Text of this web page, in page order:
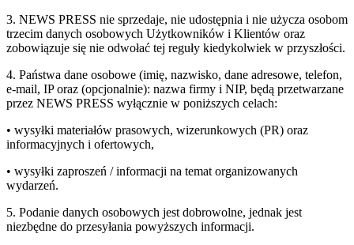
3. NEWS PRESS nie sprzedaje, nie udostępnia i nie użycza osobom
trzecim danych osobowych Użytkowników i Klientów oraz
zobowiązuje się nie odwołać tej reguły kiedykolwiek w przyszłości.
4. Państwa dane osobowe (imię, nazwisko, dane adresowe, telefon,
e-mail, IP oraz (opcjonalnie): nazwa firmy i NIP, będą przetwarzane
przez NEWS PRESS wyłącznie w poniższych celach:
• wysyłki materiałów prasowych, wizerunkowych (PR) oraz
informacyjnych i ofertowych,
• wysyłki zaproszeń / informacji na temat organizowanych
wydarzeń.
5. Podanie danych osobowych jest dobrowolne, jednak jest
niezbędne do przesyłania powyższych informacji.